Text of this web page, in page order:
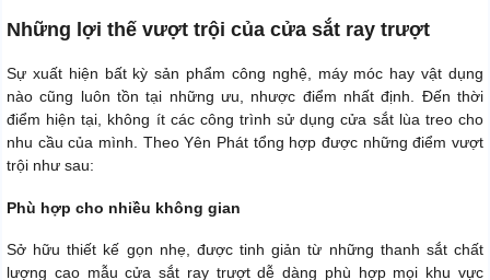
Những lợi thế vượt trội của cửa sắt ray trượt
Sự xuất hiện bất kỳ sản phẩm công nghệ, máy móc hay vật dụng
nào cũng luôn tồn tại những ưu, nhược điểm nhất định. Đến thời
điểm hiện tại, không ít các công trình sử dụng cửa sắt lùa treo cho
nhu cầu của mình. Theo Yên Phát tổng hợp được những điểm vượt
trội như sau:
Phù hợp cho nhiều không gian
Sở hữu thiết kế gọn nhẹ, được tinh giản từ những thanh sắt chất
lượng cao mẫu cửa sắt ray trượt dễ dàng phù hợp mọi khu vực